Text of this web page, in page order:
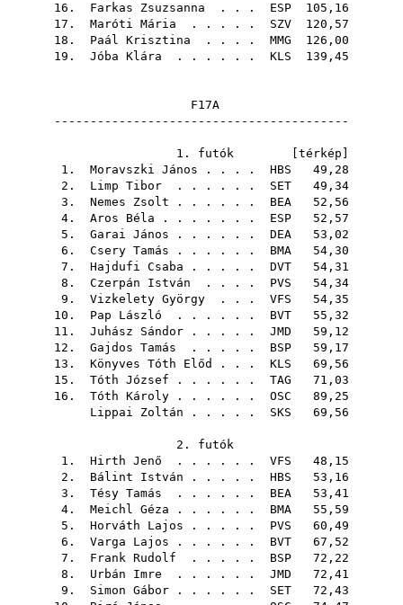
16. Farkas Zsuzsanna . . . ESP 105,16
17. Maróti Mária . . . . . SZV 120,57
18. Paál Krisztina . . . . MMG 126,00
19. Jóba Klára . . . . . . KLS 139,45
F17A
-----------------------------------------
1. futók [ térkép
1. Moravszki János . . . . HBS 49,28
2. Limp Tibor . . . . . . SET 49,34
3. Nemes Zsolt . . . . . . BEA 52,56
4. Aros Béla . . . . . . . ESP 52,57
5. Garai János . . . . . . DEA 53,02
6. Csery Tamás . . . . . . BMA 54,30
7. Hajdufi Csaba . . . . . DVT 54,31
8. Czerpán István . . . . PVS 54,34
9. Vizkelety György . . . VFS 54,35
10. Pap László . . . . . . BVT 55,32
11. Juhász Sándor . . . . . JMD 59,12
12. Gajdos Tamás . . . . . BSP 59,17
13. Könyves Tóth Előd . . . KLS 69,56
15. Tóth József . . . . . . TAG 71,03
16. Tóth Károly . . . . . . OSC 89,25
Lippai Zoltán . . . . . SKS 69,56
2. futók
1. Hirth Jenő . . . . . . VFS 48,15
2. Bálint István . . . . . HBS 53,16
3. Tésy Tamás . . . . . . BEA 53,41
4. Meichl Géza . . . . . . BMA 55,59
5. Horváth Lajos . . . . . PVS 60,49
6. Varga Lajos . . . . . . BVT 67,52
7. Frank Rudolf . . . . . BSP 72,22
8. Urbán Imre . . . . . . JMD 72,41
9. Simon Gábor . . . . . . SET 72,43